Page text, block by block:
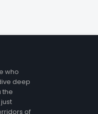
who
deep
the
of